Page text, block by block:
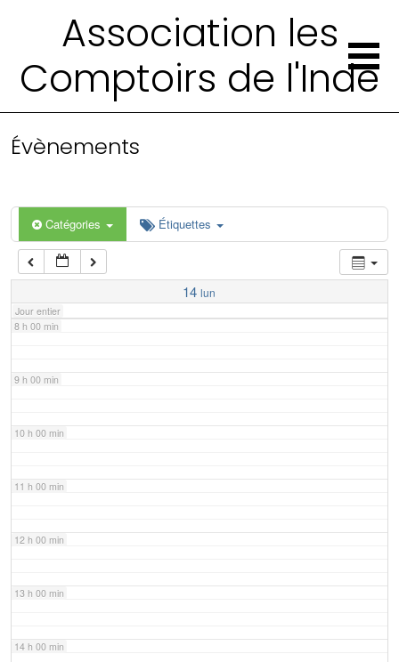
Association les
Comptoirs de l'Inde
Évènements
Catégories Étiquettes
14 lun
Jour entier
4 h 00 min
6 h 00 min
7 h 00 min
8 h 00 min
9 h 00 min
10 h 00 min
11 h 00 min
12 h 00 min
13 h 00 min
14 h 00 min